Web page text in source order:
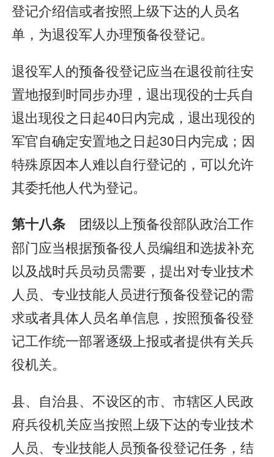
登记介绍信或者按照上级下达的人员名
单，为退役军人办理预备役登记。
退役军人的预备役登记应当在退役前往安
置地报到时同步办理，退出现役的士兵自
退出现役之日起40日内完成，退出现役的
军官自确定安置地之日起30日内完成；因
特殊原因本人难以自行登记的，可以允许
其委托他人代为登记。
第十八条 团级以上预备役部队政治工作
部门应当根据预备役人员编组和选拔补充
以及战时兵员动员需要，提出对专业技术
人员、专业技能人员进行预备役登记的需
求或者具体人员名单信息，按照预备役登
记工作统一部署逐级上报或者提供有关兵
役机关。
县、自治县、不设区的市、市辖区人民政
府兵役机关应当按照上级下达的专业技术
人员、专业技能人员预备役登记任务，结